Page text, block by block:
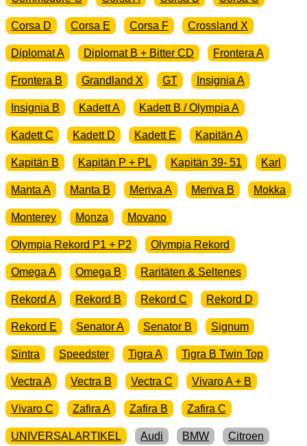
Corsa D Corsa E Corsa F Crossland X
Diplomat A Diplomat B + Bitter CD Frontera A
Frontera B Grandland X GT Insignia A
Insignia B Kadett A Kadett B / Olympia A
Kadett C Kadett D Kadett E Kapitän A
Kapitän B Kapitän P + PL Kapitän 39- 51 Karl
Manta A Manta B Meriva A Meriva B Mokka
Monterey Monza Movano
Olympia Rekord P1 + P2 Olympia Rekord
Omega A Omega B Raritäten & Seltenes
Rekord A Rekord B Rekord C Rekord D
Rekord E Senator A Senator B Signum
Sintra Speedster Tigra A Tigra B Twin Top
Vectra A Vectra B Vectra C Vivaro A + B
Vivaro C Zafira A Zafira B Zafira C
UNIVERSALARTIKEL Audi BMW Citroen